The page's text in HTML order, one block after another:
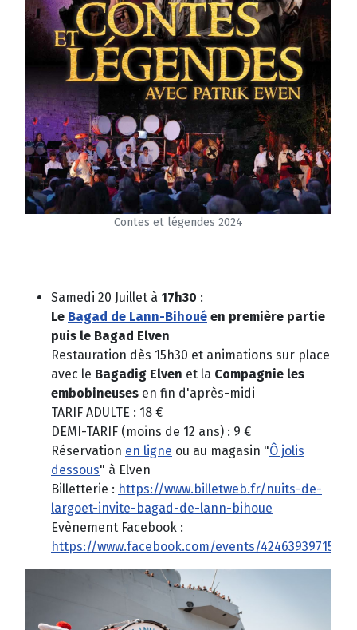
Contes et légendes 2024
Samedi 20 Juillet à 17h30 :
Le Bagad de Lann-Bihoué en première partie
puis le Bagad Elven
Restauration dès 15h30 et animations sur place
avec le Bagadig Elven et la Compagnie les
embobineuses en fin d'après-midi
TARIF ADULTE : 18 €
DEMI-TARIF (moins de 12 ans) : 9 €
Réservation en ligne ou au magasin "Ô jolis
dessous" à Elven
Billetterie : https://www.billetweb.fr/nuits-de-
largoet-invite-bagad-de-lann-bihoue
Evènement Facebook :
https://www.facebook.com/events/